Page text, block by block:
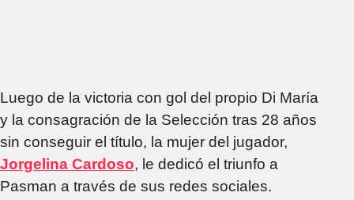
Luego de la victoria con gol del propio Di María
y la consagración de la Selección tras 28 años
sin conseguir el título, la mujer del jugador,
Jorgelina Cardoso, le dedicó el triunfo a
Pasman a través de sus redes sociales.